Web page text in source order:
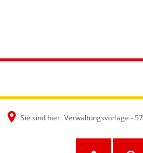
Sie sind hier: Verwaltungsvorlage -